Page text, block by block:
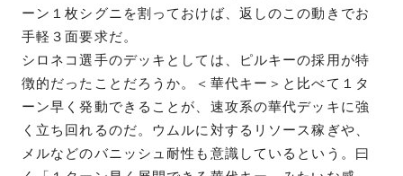
ーン１枚シグニを割っておけば、返しのこの動きでお
手軽３面要求だ。
シロネコ選手のデッキとしては、ピルキーの採用が特
徴的だったことだろうか。＜華代キー＞と比べて１タ
ーン早く発動できることが、速攻系の華代デッキに強
く立ち回れるのだ。ウムルに対するリソース稼ぎや、
メルなどのバニッシュ耐性も意識しているという。曰